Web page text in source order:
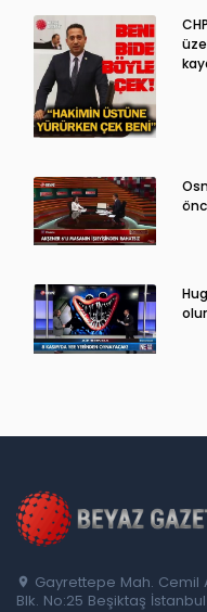
Gayrettepe Mah. Cemil
Blk. No:25 Beşiktaş İstanbul